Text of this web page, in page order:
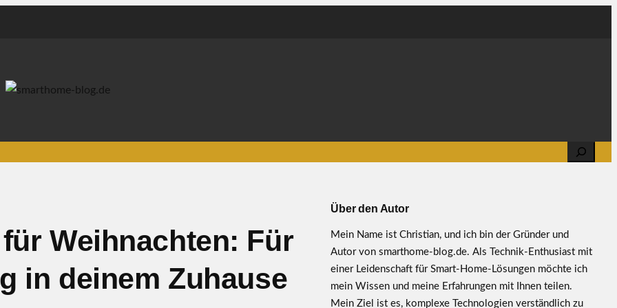
Search
Weihnachten: Für
in deinem Zuhause
Über den Autor
Mein Name ist Christian, und ich bin der Gründer und
Autor von smarthome-blog.de. Als Technik-Enthusiast mit
einer Leidenschaft für Smart-Home-Lösungen möchte ich
mein Wissen und meine Erfahrungen mit Ihnen teilen.
Mein Ziel ist es, komplexe Technologien verständlich zu